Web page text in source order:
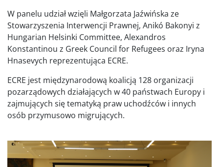
W panelu udział wzięli Małgorzata Jaźwińska ze
Stowarzyszenia Interwencji Prawnej, Anikó Bakonyi z
Hungarian Helsinki Committee, Alexandros
Konstantinou z Greek Council for Refugees oraz Iryna
Hnasevych reprezentująca ECRE.
ECRE jest międzynarodową koalicją 128 organizacji
pozarządowych działających w 40 państwach Europy i
zajmujących się tematyką praw uchodźców i innych
osób przymusowo migrujących.